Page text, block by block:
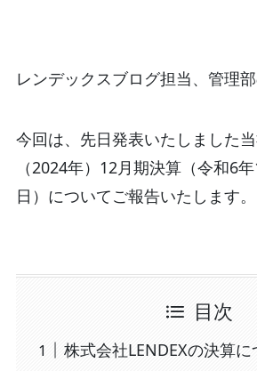
レンデックスブログ担当、管理部
今回は、先日発表いたしました
（2024年）12月期決算（令和6
日）についてご報告いたします。
目次
株式会社LENDEXの決算に